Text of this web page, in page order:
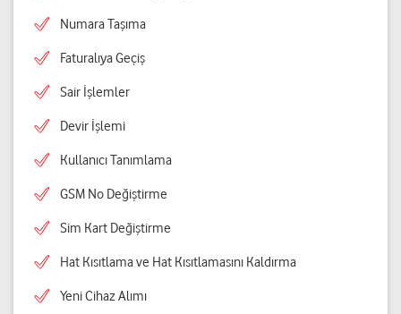
Numara Taşıma
Faturalıya Geçiş
Sair İşlemler
Devir İşlemi
Kullanıcı Tanımlama
GSM No Değiştirme
Sim Kart Değiştirme
Hat Kısıtlama ve Hat Kısıtlamasını Kaldırma
Yeni Cihaz Alımı